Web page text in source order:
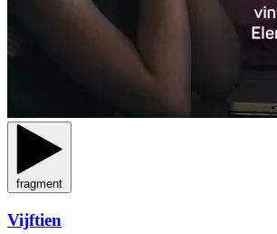
fragment
Vijftien